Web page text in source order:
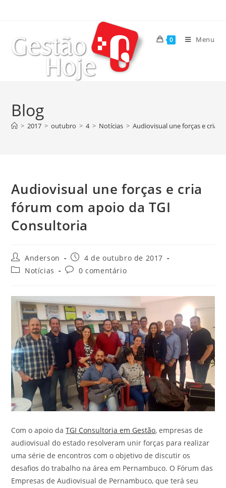
0 Menu
Blog
> 2017 > outubro > 4 > Notícias > Audiovisual une forças e cria
Audiovisual une forças e cria
fórum com apoio da TGI
Consultoria
Anderson
4 de outubro de 2017
Notícias
0 comentário
Com o apoio daTGI Consultoria em Gestão, empresas de
audiovisual do estado resolveram unir forças para realizar
uma série de encontros com o objetivo de discutir os
desafios do trabalho na área em Pernambuco. O Fórum das
Empresas de Audiovisual de Pernambuco, que terá seu